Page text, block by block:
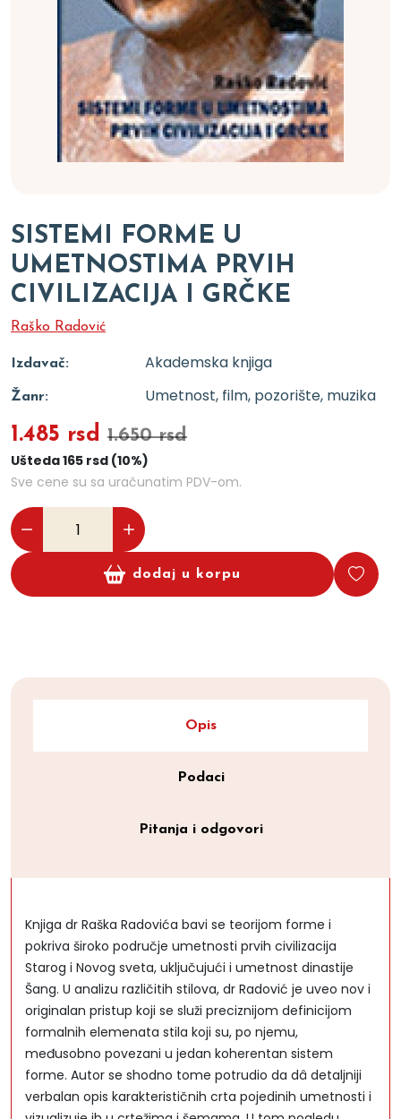
SISTEMI FORME U
UMETNOSTIMA PRVIH
CIVILIZACIJA I GRČKE
Raško Radović
Izdavač: Akademska knjiga
Žanr: Umetnost, film, pozorište, muzika
1.485 rsd 1.650 rsd
Ušteda 165 rsd (10%)
Sve cene su sa uračunatim PDV-om.
dodaj u korpu
Opis
Podaci
Pitanja i odgovori
Knjiga dr Raška Radovića bavi se teorijom forme i
pokriva široko područje umetnosti prvih civilizacija
Starog i Novog sveta, uključujući i umetnost dinastije
Šang. U analizu različitih stilova, dr Radović je uveo nov i
originalan pristup koji se služi preciznijom definicijom
formalnih elemenata stila koji su, po njemu,
međusobno povezani u jedan koherentan sistem
forme. Autor se shodno tome potrudio da dâ detaljniji
verbalan opis karakterističnih crta pojedinih umetnosti i